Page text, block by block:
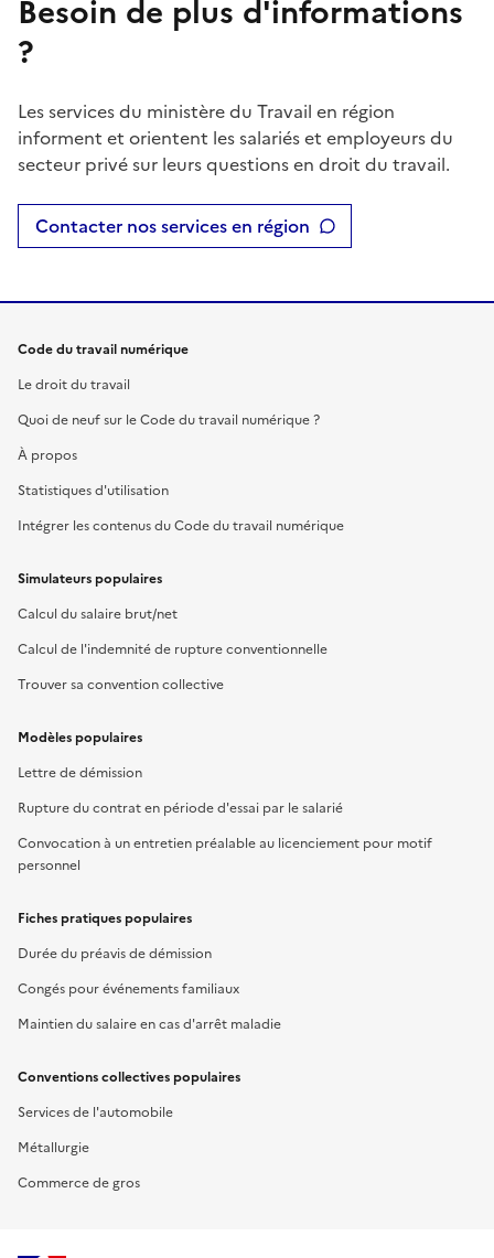
Besoin de plus d'informations
?
Les services du ministère du Travail en région
informent et orientent les salariés et employeurs du
secteur privé sur leurs questions en droit du travail.
Contacter nos services en région
Code du travail numérique
Le droit du travail
Quoi de neuf sur le Code du travail numérique ?
À propos
Statistiques d'utilisation
Intégrer les contenus du Code du travail numérique
Simulateurs populaires
Calcul du salaire brut/net
Calcul de l'indemnité de rupture conventionnelle
Trouver sa convention collective
Modèles populaires
Lettre de démission
Rupture du contrat en période d'essai par le salarié
Convocation à un entretien préalable au licenciement pour motif
personnel
Fiches pratiques populaires
Durée du préavis de démission
Congés pour événements familiaux
Maintien du salaire en cas d'arrêt maladie
Conventions collectives populaires
Services de l'automobile
Métallurgie
Commerce de gros